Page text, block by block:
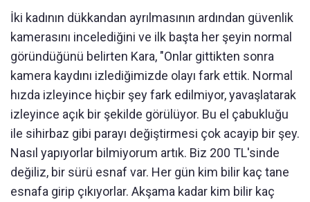
İki kadının dükkandan ayrılmasının ardından güvenlik
kamerasını incelediğini ve ilk başta her şeyin normal
göründüğünü belirten Kara, "Onlar gittikten sonra
kamera kaydını izlediğimizde olayı fark ettik. Normal
hızda izleyince hiçbir şey fark edilmiyor, yavaşlatarak
izleyince açık bir şekilde görülüyor. Bu el çabukluğu
ile sihirbaz gibi parayı değiştirmesi çok acayip bir şey.
Nasıl yapıyorlar bilmiyorum artık. Biz 200 TL'sinde
değiliz, bir sürü esnaf var. Her gün kim bilir kaç tane
esnafa girip çıkıyorlar. Akşama kadar kim bilir kaç